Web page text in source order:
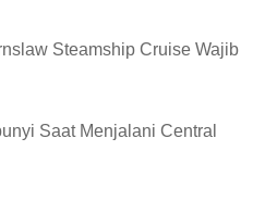
Steamship Cruise Wajib
Saat Menjalani Central